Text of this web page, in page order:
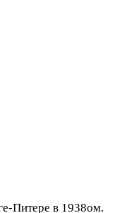
Питере в 1938ом.